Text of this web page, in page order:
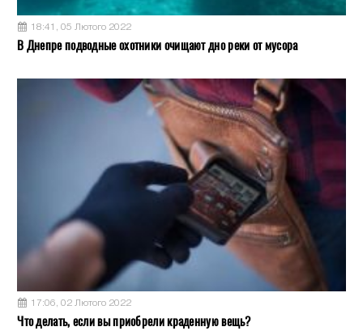
18:41, 05 Лютого 2022
В Днепре подводные охотники очищают дно реки от мусора
17:06, 02 Лютого 2022
Что делать, если вы приобрели краденную вещь?